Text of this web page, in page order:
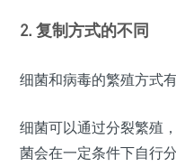
2. 复制方式的不同
细菌和病毒的繁殖方式
细菌可以通过分裂繁殖
菌会在一定条件下自行